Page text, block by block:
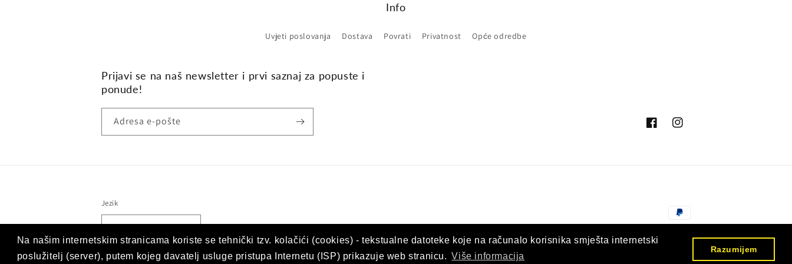
Na našim internetskim stranicama koriste se tehnički tzv. kolačići (cookies) - tekstualne datoteke koje na računalo korisnika smješta internetski
poslužitelj (server), putem kojeg davatelj usluge pristupa Internetu (ISP) prikazuje web stranicu. Više informacija
Razumijem
Info
Uvjeti poslovanja Dostava Povrati Privatnost Opće odredbe
Prijavi se na naš newsletter i prvi saznaj za popuste i
ponude!
Adresa e-pošte
FacebookInstagram
Jezik
Hrvatski (hrvatska)
Načini
Nargila Shop Hrvatska